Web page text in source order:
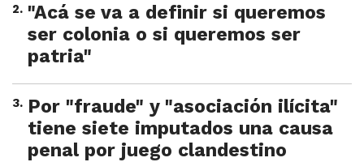
2. "Acá se va a definir si queremos
ser colonia o si queremos ser
patria"
3. Por "fraude" y "asociación ilícita"
tiene siete imputados una causa
penal por juego clandestino